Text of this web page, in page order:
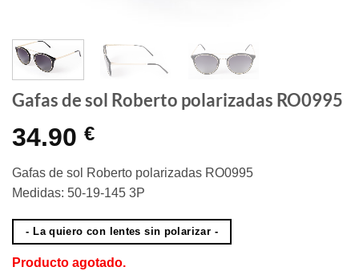
Gafas de sol Roberto polarizadas RO0995
34.90 €
Gafas de sol Roberto polarizadas RO0995
Medidas: 50-19-145 3P
- La quiero con lentes sin polarizar -
Producto agotado.